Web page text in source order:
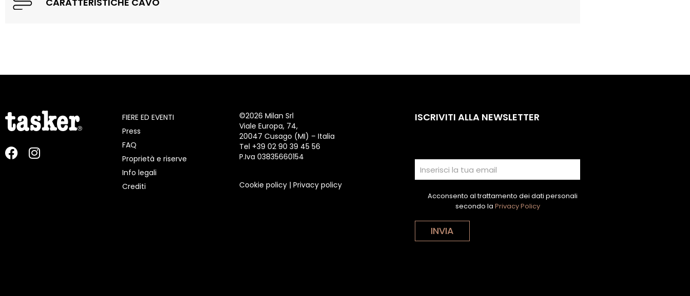
FIERE ED EVENTI
Press
FAQ
Proprietà e riserve
Info legali
Crediti
©2026 Milan Srl
Viale Europa, 74,
20047 Cusago (MI) – Italia
Tel +39 02 90 39 45 56
P.Iva 03835660154
Cookie policy | Privacy policy
ISCRIVITI ALLA NEWSLETTER
Acconsento al trattamento dei dati personali
secondo la Privacy Policy
INVIA